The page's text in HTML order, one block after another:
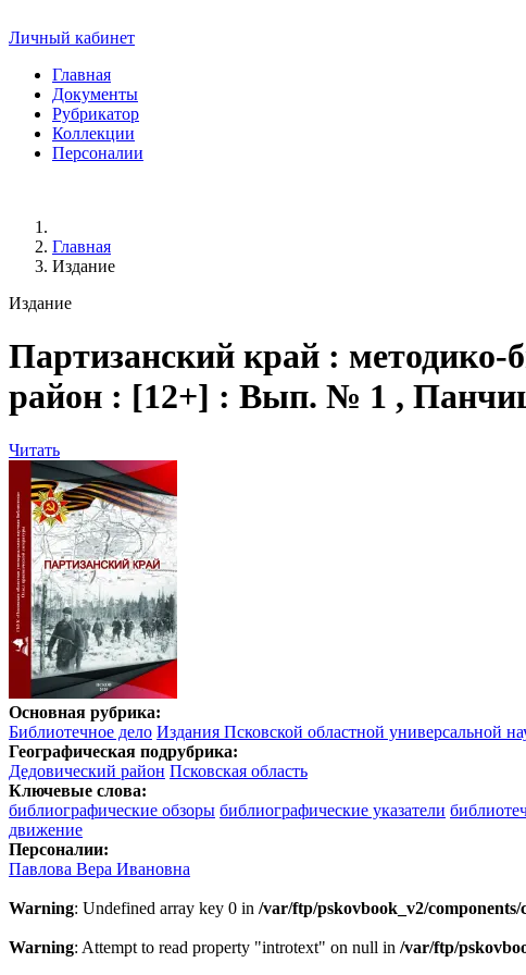
Личный кабинет
Главная
Документы
Рубрикатор
Коллекции
Персоналии
Главная
Издание
Издание
Партизанский край : методико-
район : [12+] : Вып. № 1 ,
Читать
Основная рубрика:
Библиотечное дело Издания Псковской областной универсальной
Географическая подрубрика:
Дедовический район Псковская область
Ключевые слова:
библиографические обзоры библиографические указатели
движение
Персоналии:
Павлова Вера Ивановна
Warning: Undefined array key 0 in /var/ftp/pskovbook_v2/
Warning: Attempt to read property "introtext" on null in /var/ftp/